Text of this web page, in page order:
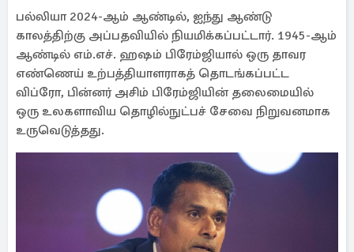
பல்லியா 2024-ஆம் ஆண்டில், ஐந்து ஆண்டு
காலத்திற்கு அப்பதவியில் நியமிக்கப்பட்டார். 1945-ஆம்
ஆண்டில் எம்.எச். ஹஷம் பிரேம்ஜியால் ஒரு தாவர
எண்ணெய் உற்பத்தியாளராகத் தொடங்கப்பட்ட
விப்ரோ, பின்னர் அசிம் பிரேம்ஜியின் தலைமையில்
ஒரு உலகளாவிய தொழில்நுட்பச் சேவை நிறுவனமாக
உருவெடுத்தது.